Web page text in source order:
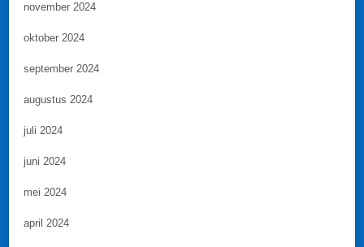
november 2024
oktober 2024
september 2024
augustus 2024
juli 2024
juni 2024
mei 2024
april 2024